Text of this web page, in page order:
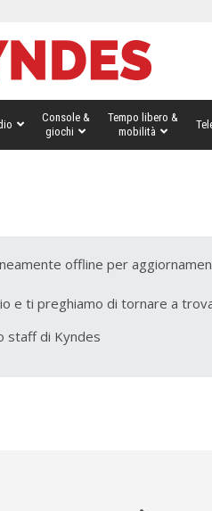
Console &
giochi
Tempo libero &
mobilità
offline per
e ti preghiamo di tornare a
staff di Kyndes